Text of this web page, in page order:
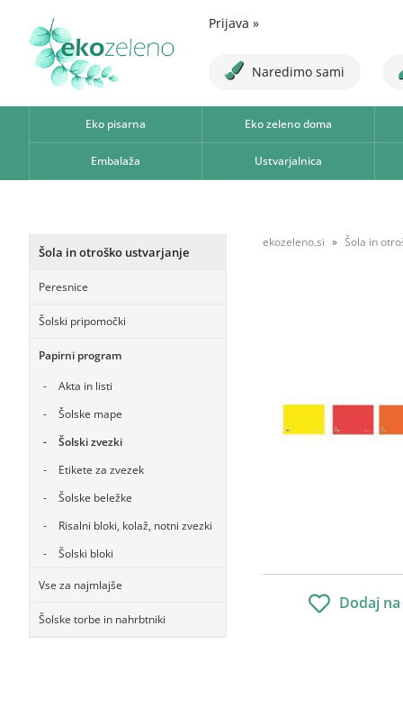
Prijava »
Naredimo sami
Eko pisarna Eko zeleno doma
Embalaža Ustvarjalnica
Šola in otroško ustvarjanje
Peresnice
Šolski pripomočki
Papirni program
Akta in listi
Šolske mape
Šolski zvezki
Etikete za zvezek
Šolske beležke
Risalni bloki, kolaž, notni zvezki
Šolski bloki
Vse za najmlajše
Šolske torbe in nahrbtniki
ekozeleno.si Šola in
Dodaj